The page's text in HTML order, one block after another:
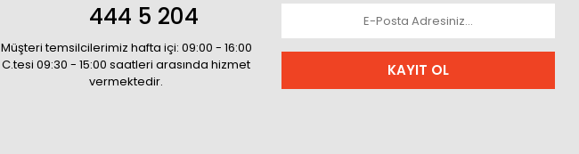
444 5 204
Müşteri temsilcilerimiz hafta içi: 09:00 - 16:00
C.tesi 09:30 - 15:00 saatleri arasında hizmet
vermektedir.
KAYIT OL